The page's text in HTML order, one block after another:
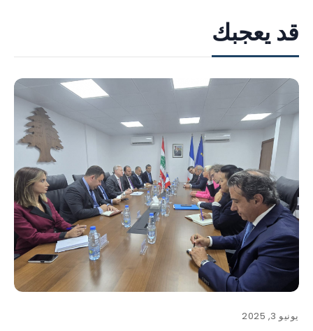
قد يعجبك
يونيو 3, 2025